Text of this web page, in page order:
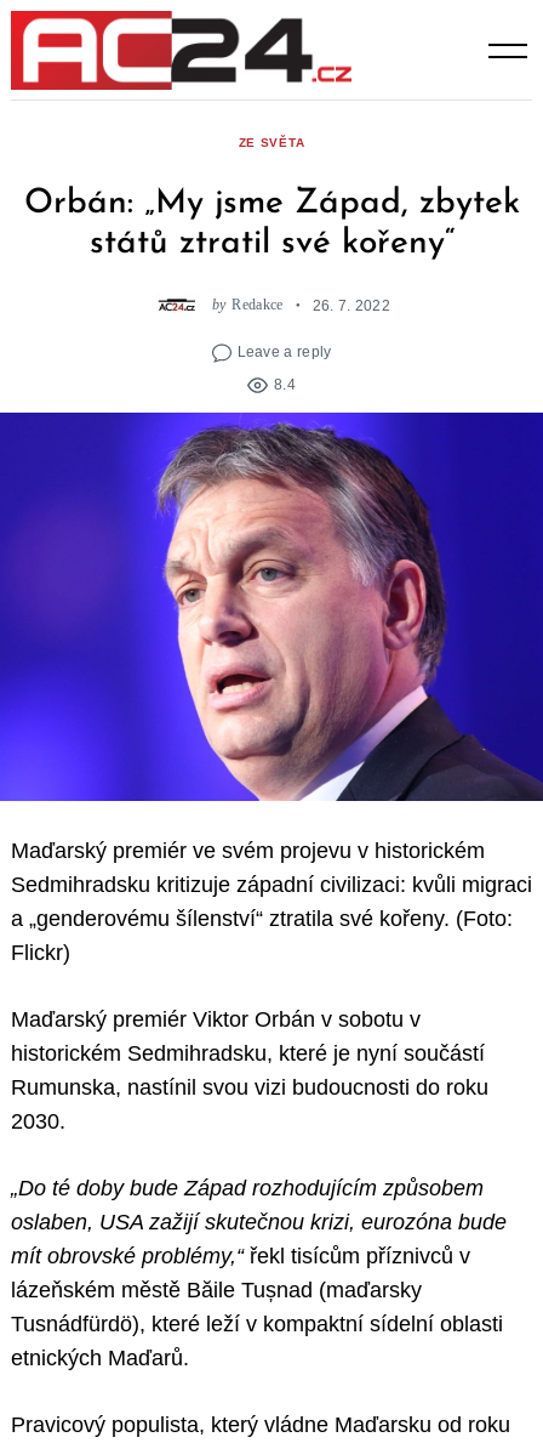
Skip
content
ZE SVĚTA
Orbán: „My jsme Západ, zbytek
států ztratil své kořeny“
by Redakce 26. 7. 2022
Leave a reply
8.4
Maďarský premiér ve svém projevu v historickém
Sedmihradsku kritizuje západní civilizaci: kvůli migraci
a „genderovému šílenství“ ztratila své kořeny. (Foto:
Flickr)
Maďarský premiér Viktor Orbán v sobotu v
historickém Sedmihradsku, které je nyní součástí
Rumunska, nastínil svou vizi budoucnosti do roku
2030.
„Do té doby bude Západ rozhodujícím způsobem
oslaben, USA zažijí skutečnou krizi, eurozóna bude
mít obrovské problémy,“řekl tisícům příznivců v
lázeňském městě Băile Tușnad (maďarsky
Tusnádfürdö), které leží v kompaktní sídelní oblasti
etnických Maďarů.
Pravicový populista, který vládne Maďarsku od roku